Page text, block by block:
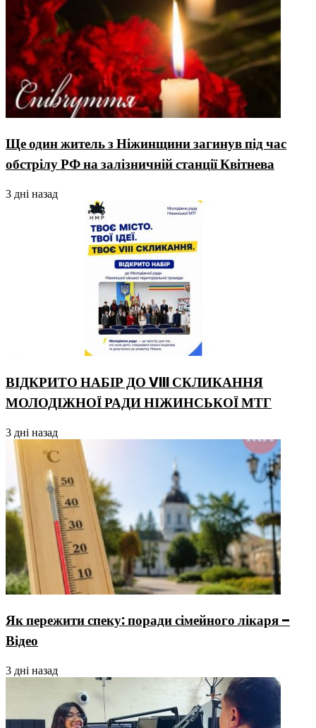
Ще один житель з Ніжинщини загинув під час
обстрілу РФ на залізничній станції Квітнева
3 дні назад
ВІДКРИТО НАБІР ДО VIII СКЛИКАННЯ
МОЛОДІЖНОЇ РАДИ НІЖИНСЬКОЇ МТГ
3 дні назад
Як пережити спеку: поради сімейного лікаря –
Відео
3 дні назад